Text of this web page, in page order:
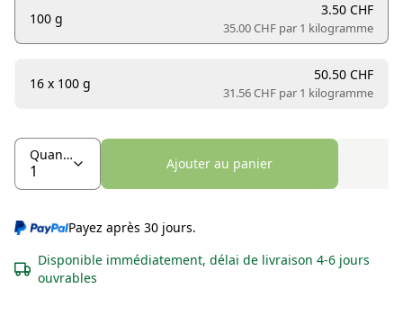
100 g
3.50 CHF
35.00 CHF par 1 kilogramme
16 x 100 g
50.50 CHF
31.56 CHF par 1 kilogramme
Quantité
Ajouter au panier
Payez après 30 jours.
Disponible immédiatement, délai de livraison 4-6 jours
ouvrables